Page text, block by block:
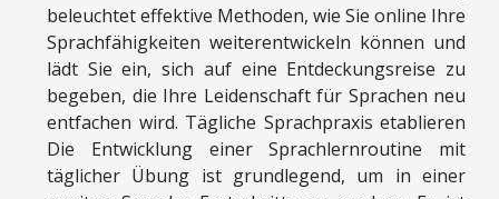
beleuchtet effektive Methoden, wie Sie online Ihre
Sprachfähigkeiten weiterentwickeln können und
lädt Sie ein, sich auf eine Entdeckungsreise zu
begeben, die Ihre Leidenschaft für Sprachen neu
entfachen wird. Tägliche Sprachpraxis etablieren
Die Entwicklung einer Sprachlernroutine mit
täglicher Übung ist grundlegend, um in einer